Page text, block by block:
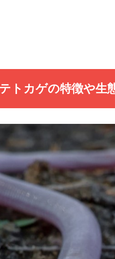
トカゲの特徴や生